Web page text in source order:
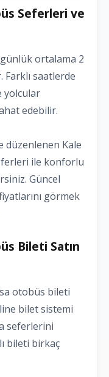
Seferleri ve
ortalama 2
saatlerde
yolcular
edebilir.
düzenlenen Kale
ile konforlu
Güncel
görmek
Bileti Satın
otobüs bileti
bilet sistemi
seferlerini
bileti birkaç